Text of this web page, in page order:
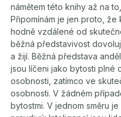
námětem této knihy až na
Připomínám je jen proto,
hodně vzdálené od
běžná představivost
a žijí. Běžná představa
jsou líčeni jako bytosti plné
osobnosti, zatímco ve
osobnosti. V žádném
bytostmi. V jednom směru